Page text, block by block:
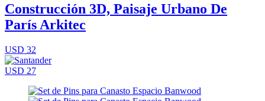
Construcción 3D, Paisaje Urbano De
París Arkitec
USD 32
USD 27